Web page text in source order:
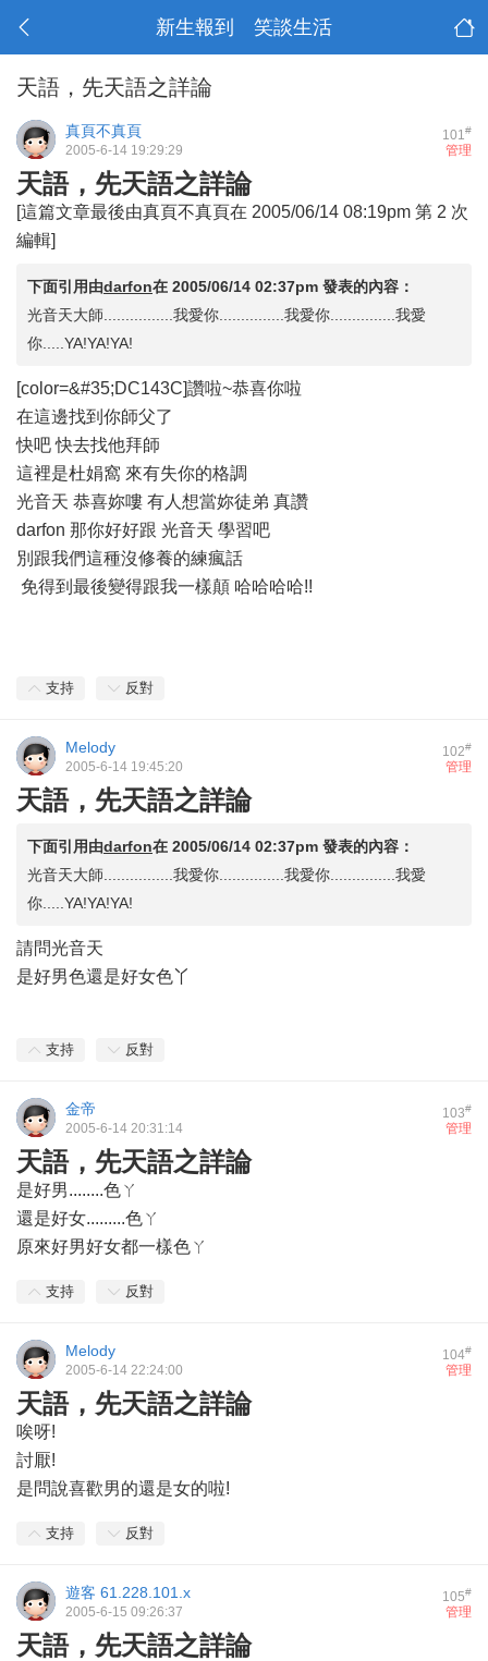
新生報到 笑談生活
天語，先天語之詳論
101#
真頁不真頁
管理
2005-6-14 19:29:29
天語，先天語之詳論
[這篇文章最後由真頁不真頁在 2005/06/14 08:19pm 第 2 次
編輯]
下面引用由darfon在 2005/06/14 02:37pm 發表的內容：
光音天大師................我愛你...............我愛你...............我愛
你.....YA!YA!YA!
[color=&#35;DC143C]讚啦~恭喜你啦
在這邊找到你師父了
快吧 快去找他拜師
這裡是杜娟窩 來有失你的格調
光音天 恭喜妳嘍 有人想當妳徒弟 真讚
darfon 那你好好跟 光音天 學習吧
別跟我們這種沒修養的練瘋話
免得到最後變得跟我一樣顛 哈哈哈哈!!
支持 反對
102#
Melody
管理
2005-6-14 19:45:20
天語，先天語之詳論
下面引用由darfon在 2005/06/14 02:37pm 發表的內容：
光音天大師................我愛你...............我愛你...............我愛
你.....YA!YA!YA!
請問光音天
是好男色還是好女色丫
支持 反對
103#
金帝
管理
2005-6-14 20:31:14
天語，先天語之詳論
是好男........色ㄚ
還是好女.........色ㄚ
原來好男好女都一樣色ㄚ
支持 反對
104#
Melody
管理
2005-6-14 22:24:00
天語，先天語之詳論
唉呀!
討厭!
是問說喜歡男的還是女的啦!
支持 反對
105#
遊客 61.228.101.x
管理
2005-6-15 09:26:37
天語，先天語之詳論